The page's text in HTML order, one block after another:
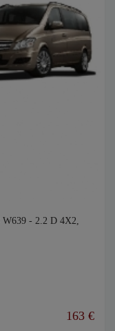
- 2.2 D 4X2,
163 €